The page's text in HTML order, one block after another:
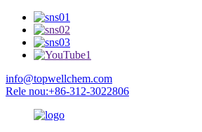
info@topwellchem.com
Rele nou:+86-312-3022806